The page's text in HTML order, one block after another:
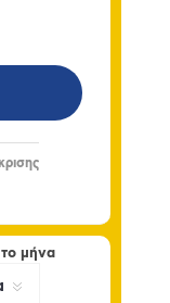
το μήνα